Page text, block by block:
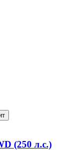
(250 л.с.)